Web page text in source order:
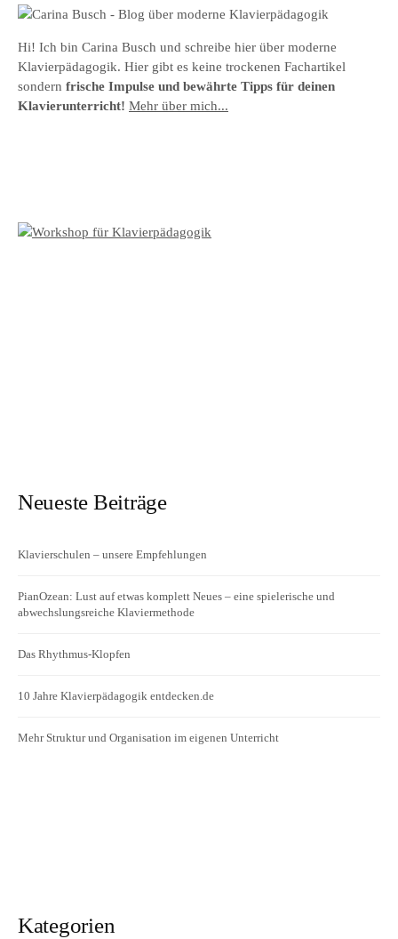
Hi! Ich bin Carina Busch und schreibe hier über moderne
Klavierpädagogik. Hier gibt es keine trockenen Fachartikel
sondern frische Impulse und bewährte Tipps für deinen
Klavierunterricht! Mehr über mich...
Neueste Beiträge
Klavierschulen – unsere Empfehlungen
PianOzean: Lust auf etwas komplett Neues – eine spielerische und
abwechslungsreiche Klaviermethode
Das Rhythmus-Klopfen
10 Jahre Klavierpädagogik entdecken.de
Mehr Struktur und Organisation im eigenen Unterricht
Kategorien